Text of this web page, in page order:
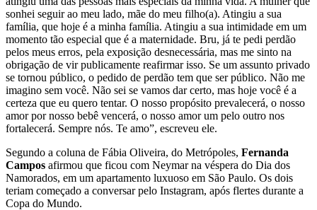
sonhei seguir ao meu lado, mãe do meu filho(a). Atingiu a sua
família, que hoje é a minha família. Atingiu a sua intimidade em um
momento tão especial que é a maternidade. Bru, já te pedi perdão
pelos meus erros, pela exposição desnecessária, mas me sinto na
obrigação de vir publicamente reafirmar isso. Se um assunto privado
se tornou público, o pedido de perdão tem que ser público. Não me
imagino sem você. Não sei se vamos dar certo, mas hoje você é a
certeza que eu quero tentar. O nosso propósito prevalecerá, o nosso
amor por nosso bebê vencerá, o nosso amor um pelo outro nos
fortalecerá. Sempre nós. Te amo”, escreveu ele.
Segundo a coluna de Fábia Oliveira, do Metrópoles, Fernanda
Campos afirmou que ficou com Neymar na véspera do Dia dos
Namorados, em um apartamento luxuoso em São Paulo. Os dois
teriam começado a conversar pelo Instagram, após flertes durante a
Copa do Mundo.